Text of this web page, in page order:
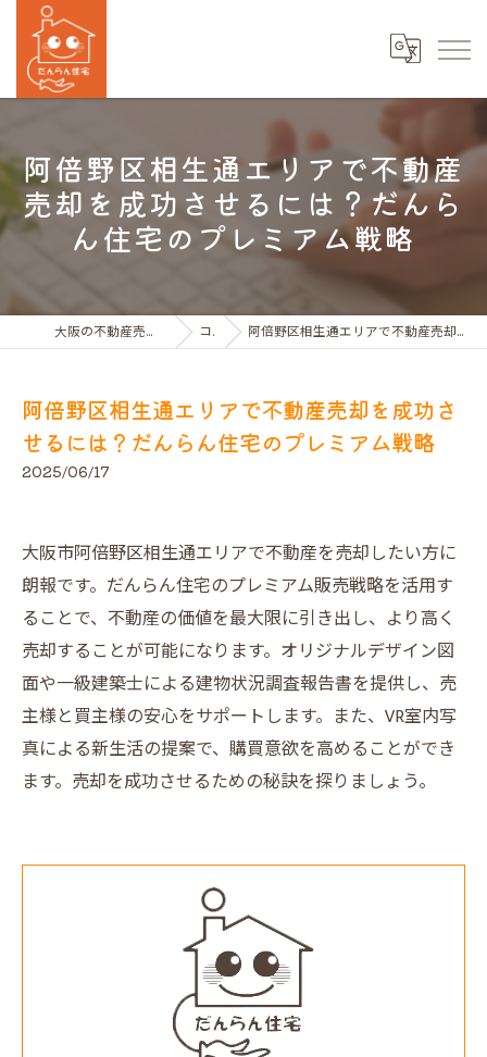
阿倍野区相生通エリアで不動産
売却を成功させるには？だんら
ん住宅のプレミアム戦略
大阪の不動産売買ならだんらん住宅株式会社 コラム 阿倍野区相生通エリアで不動産売却を成功させるには？だんらん住宅のプレミアム戦略
阿倍野区相生通エリアで不動産売却を成功さ
せるには？だんらん住宅のプレミアム戦略
2025/06/17
大阪市阿倍野区相生通エリアで不動産を売却したい方に
朗報です。だんらん住宅のプレミアム販売戦略を活用す
ることで、不動産の価値を最大限に引き出し、より高く
売却することが可能になります。オリジナルデザイン図
面や一級建築士による建物状況調査報告書を提供し、売
主様と買主様の安心をサポートします。また、VR室内写
真による新生活の提案で、購買意欲を高めることができ
ます。売却を成功させるための秘訣を探りましょう。